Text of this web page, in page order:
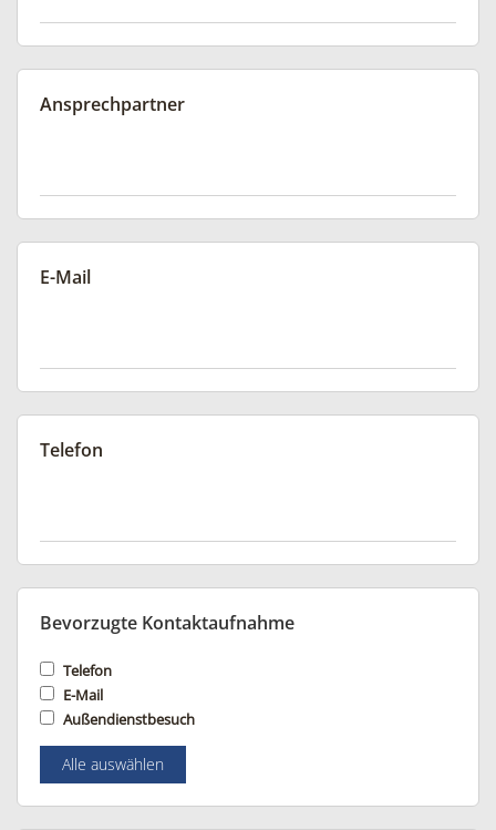
Ansprechpartner
E-Mail
Telefon
Bevorzugte Kontaktaufnahme
Telefon
E-Mail
Außendienstbesuch
Alle auswählen